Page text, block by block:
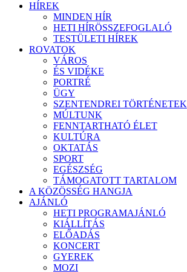
HÍREK
MINDEN HÍR
HETI HÍRÖSSZEFOGLALÓ
TESTÜLETI HÍREK
ROVATOK
VÁROS
ÉS VIDÉKE
PORTRÉ
ÜGY
SZENTENDREI TÖRTÉNETEK
MÚLTUNK
FENNTARTHATÓ ÉLET
KULTÚRA
OKTATÁS
SPORT
EGÉSZSÉG
TÁMOGATOTT TARTALOM
A KÖZÖSSÉG HANGJA
AJÁNLÓ
HETI PROGRAMAJÁNLÓ
KIÁLLÍTÁS
ELŐADÁS
KONCERT
GYEREK
MOZI